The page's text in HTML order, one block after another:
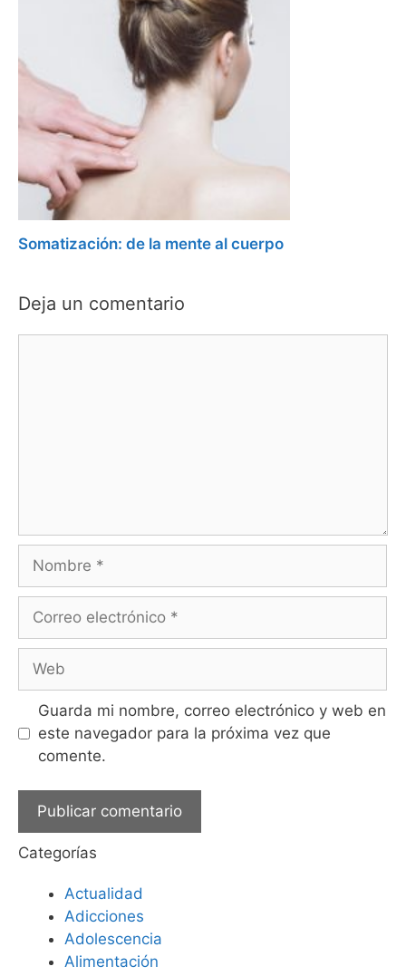
Somatización: de la mente al cuerpo
Deja un comentario
Guarda mi nombre, correo electrónico y web en
este navegador para la próxima vez que
comente.
Categorías
Actualidad
Adicciones
Adolescencia
Alimentación